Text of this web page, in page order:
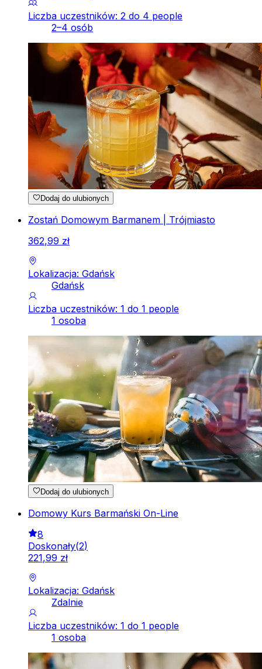
Liczba uczestników: 2 do 4 people
2–4 osób
Dodaj do ulubionych
Zostań Domowym Barmanem | Trójmiasto
362,99 zł
Lokalizacja: Gdańsk
Gdańsk
Liczba uczestników: 1 do 1 people
1 osoba
Dodaj do ulubionych
Domowy Kurs Barmański On-Line
8
Doskonały(2)
221,99 zł
Lokalizacja: Gdańsk
Zdalnie
Liczba uczestników: 1 do 1 people
1 osoba